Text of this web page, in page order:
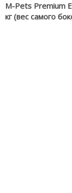
M-Pets Premium
кг(вес самого